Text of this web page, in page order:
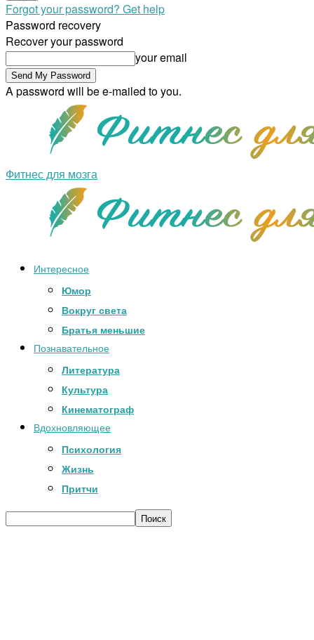
Forgot your password? Get help
Password recovery
Recover your password
your email
A password will be e-mailed to you.
Фитнес для мозга
Интересное
Юмор
Вокруг света
Братья меньшие
Познавательное
Литература
Культура
Кинематограф
Вдохновляющее
Психология
Жизнь
Притчи